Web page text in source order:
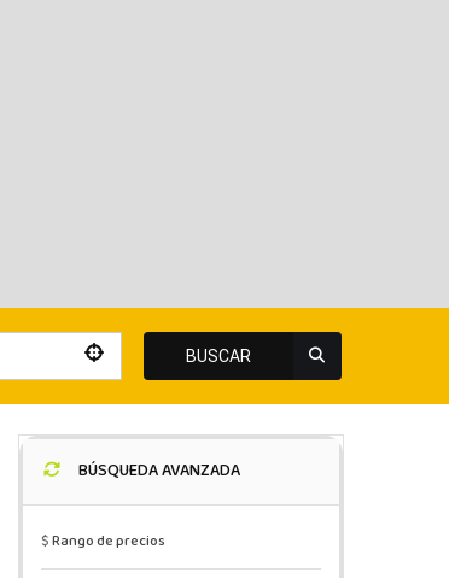
BUSCAR
BÚSQUEDA AVANZADA
$Rango de precios